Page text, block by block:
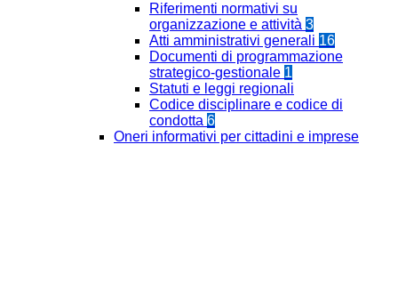
Riferimenti normativi su
organizzazione e attività 3
Atti amministrativi generali 16
Documenti di programmazione
strategico-gestionale 1
Statuti e leggi regionali
Codice disciplinare e codice di
condotta 6
Oneri informativi per cittadini e imprese